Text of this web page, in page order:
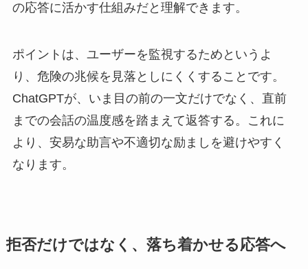
の応答に活かす仕組みだと理解できます。
ポイントは、ユーザーを監視するためというよ
り、危険の兆候を見落としにくくすることです。
ChatGPTが、いま目の前の一文だけでなく、直前
までの会話の温度感を踏まえて返答する。これに
より、安易な助言や不適切な励ましを避けやすく
なります。
拒否だけではなく、落ち着かせる応答へ